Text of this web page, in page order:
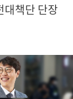
대책단 단장